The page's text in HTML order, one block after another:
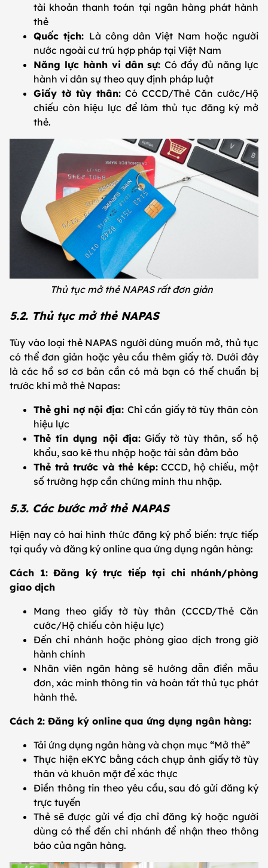
tài khoản thanh toán tại ngân hàng phát hành
thẻ
Quốc tịch: Là công dân Việt Nam hoặc người
nước ngoài cư trú hợp pháp tại Việt Nam
Năng lực hành vi dân sự:Có đầy đủ năng lực
hành vi dân sự theo quy định pháp luật
Giấy tờ tùy thân:Có CCCD/Thẻ Căn cước/Hộ
chiếu còn hiệu lực để làm thủ tục đăng ký mở
thẻ.
Thủ tục mở thẻ NAPAS rất đơn giản
5.2. Thủ tục mở thẻ NAPAS
Tùy vào loại thẻ NAPAS người dùng muốn mở, thủ tục
có thể đơn giản hoặc yêu cầu thêm giấy tờ. Dưới đây
là các hồ sơ cơ bản cần có mà bạn có thể chuẩn bị
trước khi mở thẻ Napas:
Thẻ ghi nợ nội địa: Chỉ cần giấy tờ tùy thân còn
hiệu lực
Thẻ tín dụng nội địa:Giấy tờ tùy thân, sổ hộ
khẩu, sao kê thu nhập hoặc tài sản đảm bảo
Thẻ trả trước và thẻ kép:CCCD, hộ chiếu, một
số trường hợp cần chứng minh thu nhập.
5.3. Các bước mở thẻ NAPAS
Hiện nay có hai hình thức đăng ký phổ biến: trực tiếp
tại quầy và đăng ký online qua ứng dụng ngân hàng:
Cách 1: Đăng ký trực tiếp tại chi nhánh/phòng
giao dịch
Mang theo giấy tờ tùy thân (CCCD/Thẻ Căn
cước/Hộ chiếu còn hiệu lực)
Đến chi nhánh hoặc phòng giao dịch trong giờ
hành chính
Nhân viên ngân hàng sẽ hướng dẫn điền mẫu
đơn, xác minh thông tin và hoàn tất thủ tục phát
hành thẻ.
Cách 2: Đăng ký online qua ứng dụng ngân hàng:
Tải ứng dụng ngân hàng và chọn mục “Mở thẻ”
Thực hiện eKYC bằng cách chụp ảnh giấy tờ tùy
thân và khuôn mặt để xác thực
Điền thông tin theo yêu cầu, sau đó gửi đăng ký
trực tuyến
Thẻ sẽ được gửi về địa chỉ đăng ký hoặc người
dùng có thể đến chi nhánh để nhận theo thông
báo của ngân hàng.